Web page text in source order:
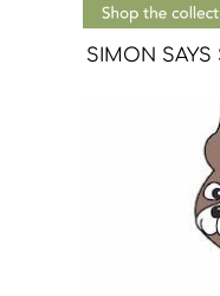
SIMON SAYS